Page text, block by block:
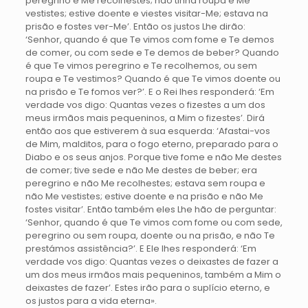
vestistes; estive doente e viestes visitar-Me; estava na
prisão e fostes ver-Me’. Então os justos Lhe dirão:
‘Senhor, quando é que Te vimos com fome e Te demos
de comer, ou com sede e Te demos de beber? Quando
é que Te vimos peregrino e Te recolhemos, ou sem
roupa e Te vestimos? Quando é que Te vimos doente ou
na prisão e Te fomos ver?’. E o Rei lhes responderá: ‘Em
verdade vos digo: Quantas vezes o fizestes a um dos
meus irmãos mais pequeninos, a Mim o fizestes’. Dirá
então aos que estiverem à sua esquerda: ‘Afastai-vos
de Mim, malditos, para o fogo eterno, preparado para o
Diabo e os seus anjos. Porque tive fome e não Me destes
de comer; tive sede e não Me destes de beber; era
peregrino e não Me recolhestes; estava sem roupa e
não Me vestistes; estive doente e na prisão e não Me
fostes visitar’. Então também eles Lhe hão de perguntar:
‘Senhor, quando é que Te vimos com fome ou com sede,
peregrino ou sem roupa, doente ou na prisão, e não Te
prestámos assistência?’. E Ele lhes responderá: ‘Em
verdade vos digo: Quantas vezes o deixastes de fazer a
um dos meus irmãos mais pequeninos, também a Mim o
deixastes de fazer’. Estes irão para o suplício eterno, e
os justos para a vida eterna».